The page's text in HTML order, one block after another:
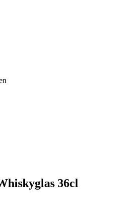
36cl